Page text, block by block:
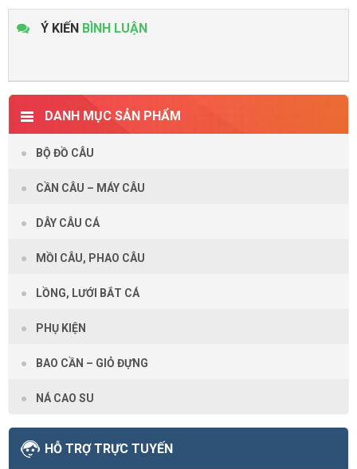
Ý KIẾN BÌNH LUẬN
DANH MỤC SẢN PHẨM
BỘ ĐỒ CÂU
CẦN CÂU – MÁY CÂU
DÂY CÂU CÁ
MỒI CÂU, PHAO CÂU
LỒNG, LƯỚI BẮT CÁ
PHỤ KIỆN
BAO CẦN – GIỎ ĐỰNG
NÁ CAO SU
HỖ TRỢ TRỰC TUYẾN